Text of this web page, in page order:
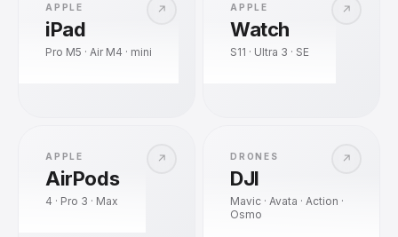
↗
APPLE
iPad
Pro M5 · Air M4 · mini
↗
APPLE
Watch
S11 · Ultra 3 · SE
↗
APPLE
AirPods
4 · Pro 3 · Max
↗
DRONES
DJI
Mavic · Avata · Action ·
Osmo